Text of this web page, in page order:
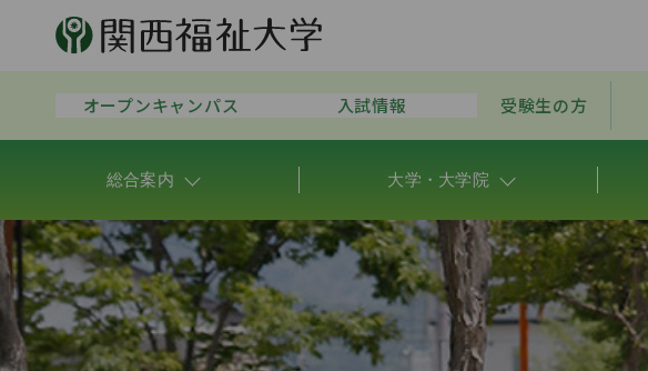
オープンキャンパス 入試情報 受験生の方
総合案内 大学・大学院